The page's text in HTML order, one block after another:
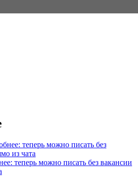
теперь можно писать без вакансии